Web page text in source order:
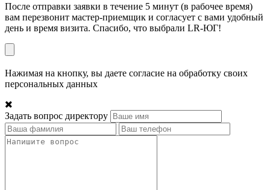
После отправки заявки в течение 5 минут (в рабочее время)
вам перезвонит мастер-приемщик и согласует с вами удобный
день и время визита. Спасибо, что выбрали LR-ЮГ!
Нажимая на кнопку, вы даете согласие на обработку своих
персональных данных
Задать вопрос директору